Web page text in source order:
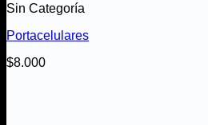
Sin Categoría
Portacelulares
$8.000